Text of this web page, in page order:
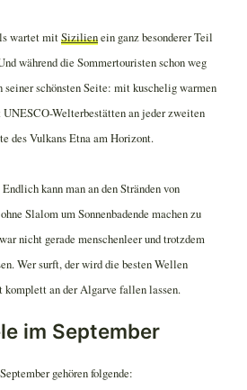
wartet mitSizilienein ganz besonderer Teil
während die Sommertouristen schon weg
schönsten Seite: mit kuschelig warmen
Welterbestätten an jeder zweiten
des Vulkans Etna am Horizont.
Endlich kann man an den Stränden von
Slalom um Sonnenbadende machen zu
nicht gerade menschenleer und trotzdem
Wer surft, der wird die besten Wellen
komplett an der Algarve fallen lassen.
im September
gehören folgende: